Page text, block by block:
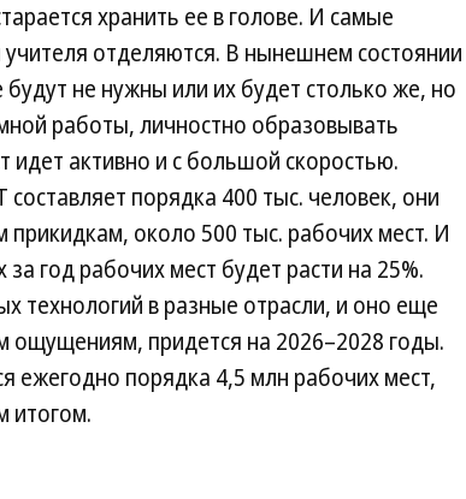
хранить ее в голове. И самые
отделяются. В нынешнем состоянии
не нужны или их будет столько же, но
работы, личностно образовывать
идет активно и с большой скоростью.
порядка 400 тыс. человек, они
около 500 тыс. рабочих мест. И
год рабочих мест будет расти на 25%.
технологий в разные отрасли, и оно еще
ощущениям, придется на 2026–2028 годы.
ежегодно порядка 4,5 млн рабочих мест,
итогом.